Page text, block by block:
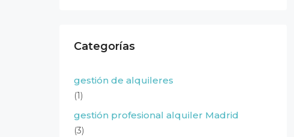
Categorías
gestión de alquileres
(1)
gestión profesional alquiler Madrid
(3)